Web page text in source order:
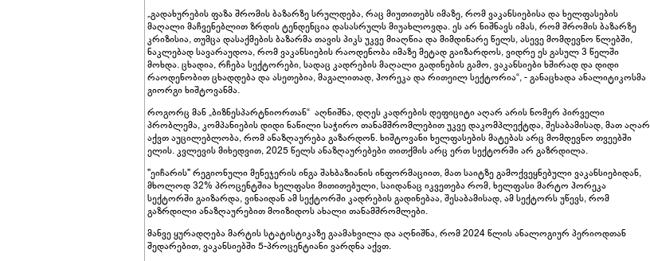
„გადახურების ფაზა შრომის ბაზარზე სრულდება, რაც მიუთითებს იმაზე, რომ ვაკანსიებისა და ხელფასების
მაღალი მაჩვენებლით ზრდის ტენდენცია დასასრულს მიუახლოვდა. ეს არ ნიშნავს იმას, რომ შრომის ბაზარზე
კრიზისია, თუმცა დასაქმების ბაზარმა თავის პიკს უკვე მიაღწია და მიმდინარე წელს, ასევე მომდევნო წლებში,
ნაკლებად სავარაუდოა, რომ ვაკანსიების რაოდენობა იმაზე მეტად გაიზარდოს, ვიდრე ეს გასულ 3 წელში
მოხდა. ცხადია, რჩება სექტორები, სადაც კადრების მაღალი გადინების გამო, ვაკანსიები ხშირად და დიდი
რაოდენობით ცხადდება და ასეთებია, მაგალითად, ჰორეკა და რითეილ სექტორია“, - განაცხადა ანალიტიკოსმა
გიორგი ხიშტოვანმა.
როგორც მან „ბიზნესპარტნიორთან“ აღნიშნა, დღეს კადრების დეფიციტი აღარ არის ნომერ პირველი
პრობლემა, კომპანიების დიდი ნაწილი საჭირო თანამშრომლებით უკვე დაკომპლექტდა, შესაბამისად, მათ აღარ
აქვთ აუცილებლობა, რომ ანაზღაურება გაზარდონ. ხიშტოვანი ხელფასების მატებას არც მომდევნო თვეებში
ელის. კვლევის მიხედვით, 2025 წელს ანაზღაურებები თითქმის არც ერთ სექტორში არ გაზრდილა.
"ეიჩარის" რეგიონული მენეჯერის ინგა შახბაზიანის ინფორმაციით, მათ საიტზე გამოქვეყნებული ვაკანსიებიდან,
მხოლოდ 32% პროცენტშია ხელფასი მითითებული, საიდანაც იკვეთება რომ, ხელფასი მარტო ჰორეკა
სექტორში გაიზარდა, ვინაიდან ამ სექტორში კადრების გადინებაა, შესაბამისად, ამ სექტორს უწევს, რომ
გაზრდილი ანაზღაურებით მოიზიდოს ახალი თანამშრომლები.
მანვე ყურადღება მარტის სტატისტიკაზე გაამახვილა და აღნიშნა, რომ 2024 წლის ანალოგიურ პერიოდთან
შედარებით, ვაკანსიებში 5-პროცენტიანი ვარდნა აქვთ.